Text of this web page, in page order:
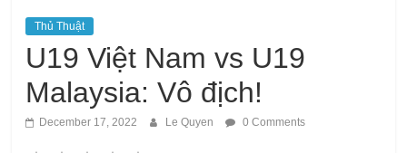
Thủ Thuật
U19 Việt Nam vs U19
Malaysia: Vô địch!
December 17, 2022 Le Quyen 0 Comments